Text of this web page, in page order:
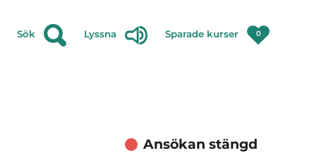
Sök Lyssna Sparade kurser 0
Ansökan stängd